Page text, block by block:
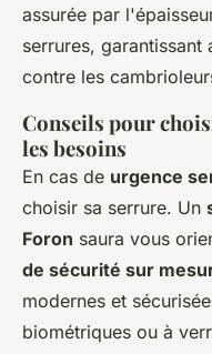
assurée par
serrures, garantissant
contre les
Conseils pour
les besoins
En cas de urgence
choisir sa serrure. Un
Foron saura vous
de sécurité sur
modernes et
biométriques ou à